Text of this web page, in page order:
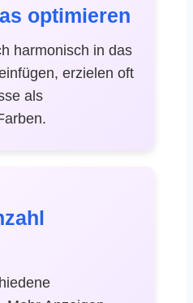
optimieren
harmonisch in das
erzielen oft
als